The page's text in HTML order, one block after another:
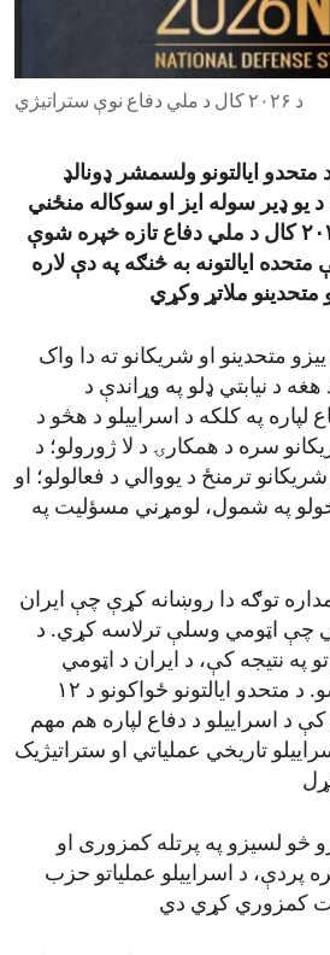
ENVIRONMENT AND HEALTH
IDEALS AND INSTITUTIONS
د ۲۰۲۶ کال د ملي دفاع نوې ستراتیژي
ایالتونو ولسمشر ډونالډ
یو ډیر سوله ایز او سوکاله منځني
ختیځ په لټه کې ده. د ۲۰۲۶ کال د ملي دفاع تازه خپره شوې
ایالتونه به څنګه په دې لاره
متحدینو او شریکانو ته دا واک
د نیابتي ډلو په وړاندې د
لپاره په کلکه د اسراییلو د هڅو د
سره د همکارۍ د لا ژورولو؛ د
ترمنځ د یووالي د فعالولو؛ او
په شمول، لومړني مسؤلیت په
توګه دا روښانه کړې چې ایران
چې اټومي وسلې ترلاسه کړي. د
په نتیجه کې، د ایران د اټومي
وسلو پروګرام ویجاړ شو. د متحدو ایالتونو ځواکونو د ۱۲
د اسراییلو د دفاع لپاره هم مهم
تاریخي عملیاتي او ستراتیژیک
څو لسیزو په پرتله کمزوری او
پردې، د اسراییلو عملیاتو حزب